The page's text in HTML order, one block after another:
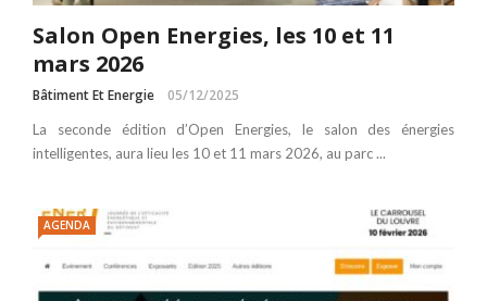
Salon Open Energies, les 10 et 11
mars 2026
Bâtiment Et Energie 05/12/2025
La seconde édition d’Open Energies, le salon des énergies
intelligentes, aura lieu les 10 et 11 mars 2026, au parc ...
AGENDA